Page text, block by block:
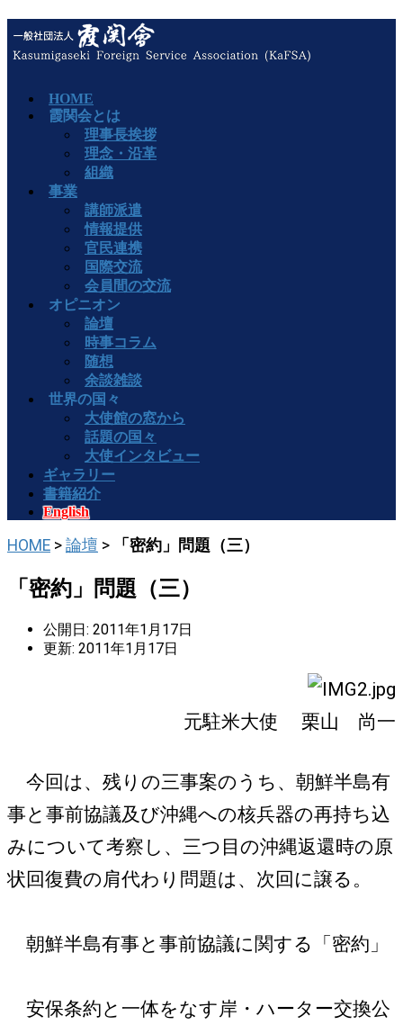
HOME
霞関会とは
理事長挨拶
理念・沿革
組織
事業
講師派遣
情報提供
官民連携
国際交流
会員間の交流
オピニオン
論壇
時事コラム
随想
余談雑談
世界の国々
大使館の窓から
話題の国々
大使インタビュー
ギャラリー
書籍紹介
English
HOME > 論壇 > 「密約」問題（三）
「密約」問題（三）
公開日: 2011年1月17日
更新: 2011年1月17日
元駐米大使 栗山 尚一
今回は、残りの三事案のうち、朝鮮半島有
事と事前協議及び沖縄への核兵器の再持ち込
みについて考察し、三つ目の沖縄返還時の原
状回復費の肩代わり問題は、次回に譲る。
朝鮮半島有事と事前協議に関する「密約」
安保条約と一体をなす岸・ハーター交換公